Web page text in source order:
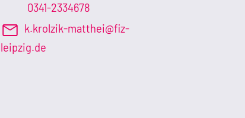
0341-2334678
k.krolzik-matthei@fiz-
leipzig.de